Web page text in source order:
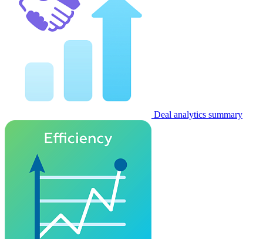
Deal analytics summary